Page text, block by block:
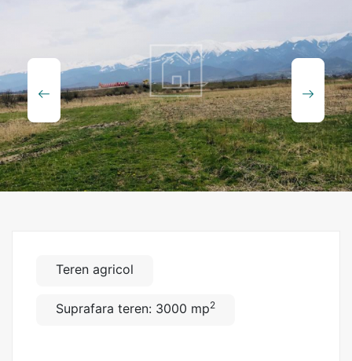
Teren agricol
Suprafara teren: 3000 mp2